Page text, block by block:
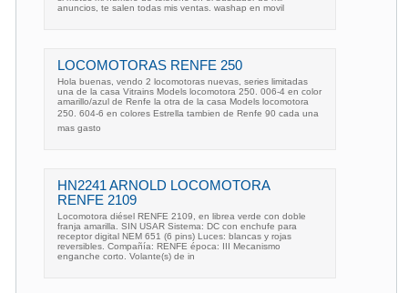
anuncios, te salen todas mis ventas. washap en movil
LOCOMOTORAS RENFE 250
Hola buenas, vendo 2 locomotoras nuevas, series limitadas
una de la casa Vitrains Models locomotora 250. 006-4 en color
amarillo/azul de Renfe la otra de la casa Models locomotora
250. 604-6 en colores Estrella tambien de Renfe 90 cada una
mas gasto
HN2241 ARNOLD LOCOMOTORA
RENFE 2109
Locomotora diésel RENFE 2109, en librea verde con doble
franja amarilla. SIN USAR Sistema: DC con enchufe para
receptor digital NEM 651 (6 pins) Luces: blancas y rojas
reversibles. Compañía: RENFE época: III Mecanismo
enganche corto. Volante(s) de in